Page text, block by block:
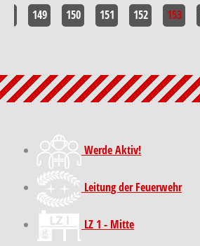
149 150 151 152 153
Werde Aktiv!
Leitung der Feuerwehr
LZ 1 - Mitte